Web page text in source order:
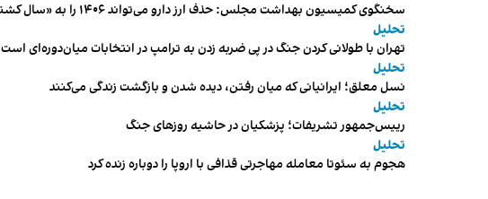
سخنگوی کمیسیون بهداشت مجلس: حذف ارز دارو می‌تواند ۱۴۰۶ را به «سال کشتار بیماران» تبدیل کند
تحلیل
تهران با طولانی کردن جنگ در پی ضربه زدن به ترامپ در انتخابات میان‌دوره‌ای است
تحلیل
نسل معلق؛ ایرانیانی که میان رفتن، دیده شدن و بازگشت زندگی می‌کنند
تحلیل
رییس‌جمهور تشریفات؛ پزشکیان در حاشیه روزهای جنگ
تحلیل
هجوم به سئوتا معامله مهاجرتی قذافی با اروپا را دوباره زنده کرد